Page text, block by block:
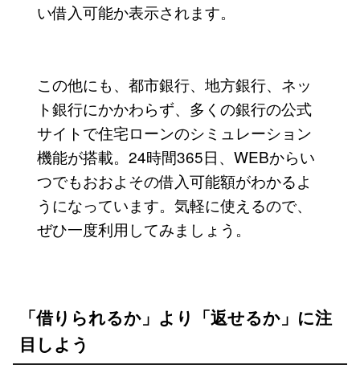
い借入可能か表示されます。
この他にも、都市銀行、地方銀行、ネッ
ト銀行にかかわらず、多くの銀行の公式
サイトで住宅ローンのシミュレーション
機能が搭載。24時間365日、WEBからい
つでもおおよその借入可能額がわかるよ
うになっています。気軽に使えるので、
ぜひ一度利用してみましょう。
「借りられるか」より「返せるか」に注
目しよう